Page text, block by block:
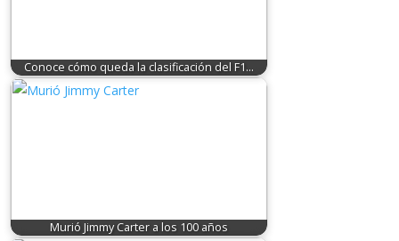
Conoce cómo queda la clasificación del F1…
Murió Jimmy Carter a los 100 años